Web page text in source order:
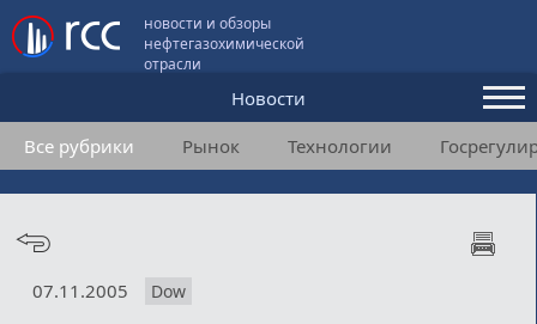
новости и обзоры
нефтегазохимической
отрасли
Новости
Аналитика и мнения
Конференции
Все рубрики Рынок Технологии
07.11.2005 Dow